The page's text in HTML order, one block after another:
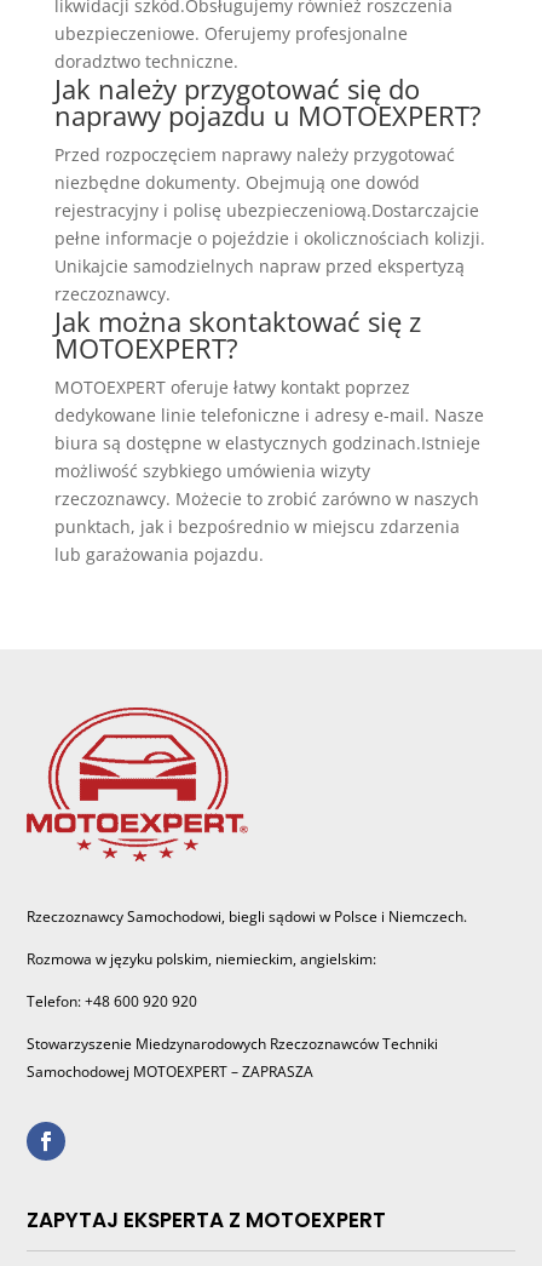
likwidacji szkód.Obsługujemy również roszczenia
ubezpieczeniowe. Oferujemy profesjonalne
doradztwo techniczne.
Jak należy przygotować się do
naprawy pojazdu u MOTOEXPERT?
Przed rozpoczęciem naprawy należy przygotować
niezbędne dokumenty. Obejmują one dowód
rejestracyjny i polisę ubezpieczeniową.Dostarczajcie
pełne informacje o pojeździe i okolicznościach kolizji.
Unikajcie samodzielnych napraw przed ekspertyzą
rzeczoznawcy.
Jak można skontaktować się z
MOTOEXPERT?
MOTOEXPERT oferuje łatwy kontakt poprzez
dedykowane linie telefoniczne i adresy e-mail. Nasze
biura są dostępne w elastycznych godzinach.Istnieje
możliwość szybkiego umówienia wizyty
rzeczoznawcy. Możecie to zrobić zarówno w naszych
punktach, jak i bezpośrednio w miejscu zdarzenia
lub garażowania pojazdu.
Rzeczoznawcy Samochodowi, biegli sądowi w Polsce i Niemczech.
Rozmowa w języku polskim, niemieckim, angielskim:
Telefon: +48 600 920 920
Stowarzyszenie Miedzynarodowych Rzeczoznawców Techniki
Samochodowej MOTOEXPERT – ZAPRASZA
ZAPYTAJ EKSPERTA Z MOTOEXPERT